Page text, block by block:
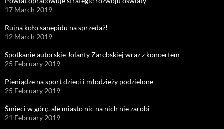
17 March 2019
Ruina koło sanepidu na sprzedaż!
12 March 2019
Spotkanie autorskie Jolanty Zarębskiej wraz z koncertem
25 February 2019
Pieniądze na sport dzieci i młodzieży podzielone
25 February 2019
Śmieci w górę, ale miasto nic na nich nie zarobi
21 February 2019